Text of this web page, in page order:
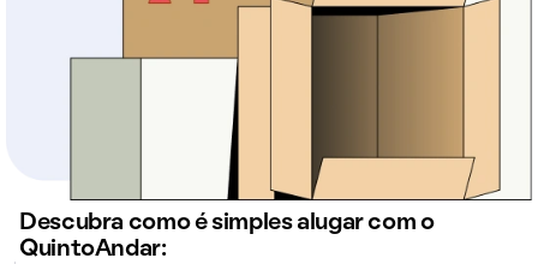
Descubra como é simples alugar com o
QuintoAndar: